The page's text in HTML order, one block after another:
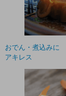
おでん・煮込みに
アキレス